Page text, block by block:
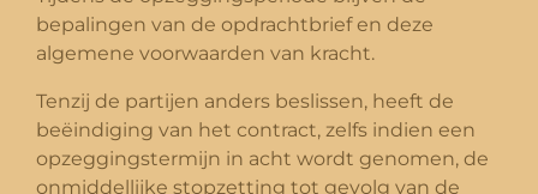
bepalingen van de opdrachtbrief en deze
algemene voorwaarden van kracht.
Tenzij de partijen anders beslissen, heeft de
beëindiging van het contract, zelfs indien een
opzeggingstermijn in acht wordt genomen, de
onmiddellijke stopzetting tot gevolg van de